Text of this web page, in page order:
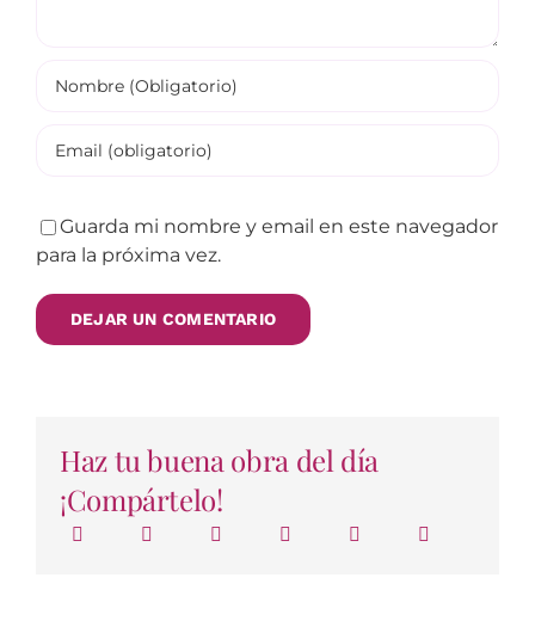
Guarda mi nombre y email en este navegador
para la próxima vez.
Haz tu buena obra del día
¡Compártelo!